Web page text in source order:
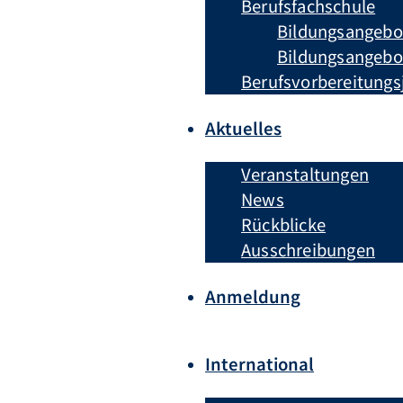
Berufsfachschule
Aktuelles
Veranstaltungen
News
Rückblicke
Ausschreibungen
Anmeldung
International